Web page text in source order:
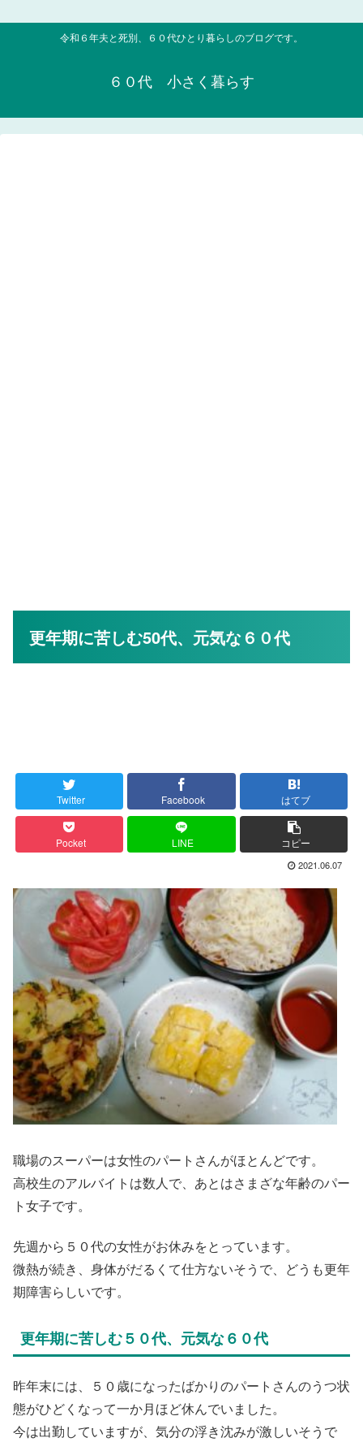
令和６年夫と死別、６０代ひとり暮らしのブログです。
６０代 小さく暮らす
更年期に苦しむ50代、元気な６０代
Twitter Facebook はてブ
Pocket LINE コピー
2021.06.07
職場のスーパーは女性のパートさんがほとんどです。
高校生のアルバイトは数人で、あとはさまざな年齢のパー
ト女子です。
先週から５０代の女性がお休みをとっています。
微熱が続き、身体がだるくて仕方ないそうで、どうも更年
期障害らしいです。
更年期に苦しむ５０代、元気な６０代
昨年末には、５０歳になったばかりのパートさんのうつ状
態がひどくなって一か月ほど休んでいました。
今は出勤していますが、気分の浮き沈みが激しいそうで